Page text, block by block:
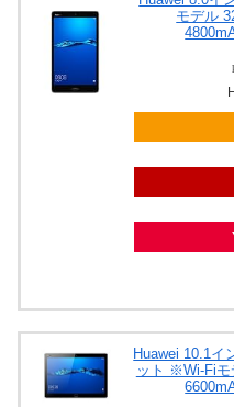
モデル
Huawei 10.1イ
ット ※Wi-Fiモ